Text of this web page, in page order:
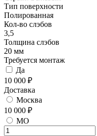
Тип поверхности
Полированная
Кол-во слэбов
3,5
Толщина слэбов
20 мм
Требуется монтаж
Да
10 000 ₽
Доставка
Москва
10 000 ₽
МО